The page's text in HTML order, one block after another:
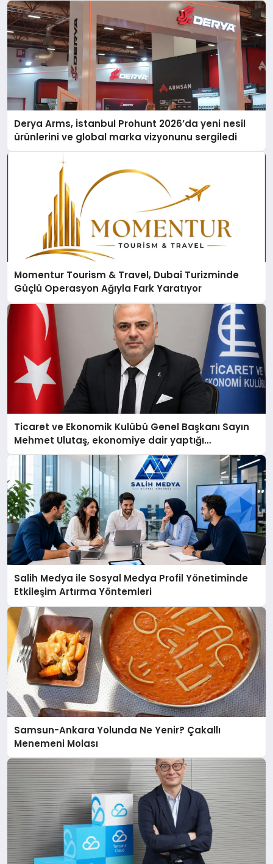
Derya Arms, İstanbul Prohunt 2026’da yeni nesil
ürünlerini ve global marka vizyonunu sergiledi
Momentur Tourism & Travel, Dubai Turizminde
Güçlü Operasyon Ağıyla Fark Yaratıyor
Ticaret ve Ekonomik Kulübü Genel Başkanı Sayın
Mehmet Ulutaş, ekonomiye dair yaptığı
açıklamada şunları kaydetti:
Salih Medya ile Sosyal Medya Profil Yönetiminde
Etkileşim Artırma Yöntemleri
Samsun-Ankara Yolunda Ne Yenir? Çakallı
Menemeni Molası